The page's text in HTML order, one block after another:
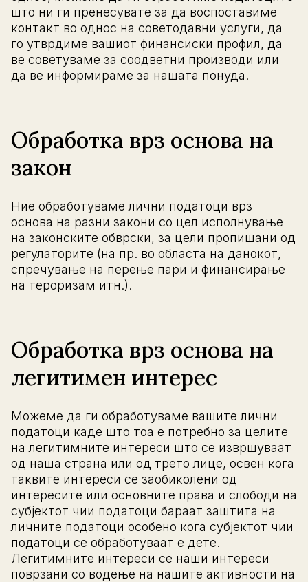
што ни ги пренесувате за да воспоставиме
контакт во однос на советодавни услуги, да
го утврдиме вашиот финансиски профил, да
ве советуваме за соодветни производи или
да ве информираме за нашата понуда.
Обработка врз основа на
закон
Ние обработуваме лични податоци врз
основа на разни закони со цел исполнување
на законските обврски, за цели пропишани од
регулаторите (на пр. во областа на данокот,
спречување на перење пари и финансирање
на тероризам итн.).
Обработка врз основа на
легитимен интерес
Можеме да ги обработуваме вашите лични
податоци каде што тоа е потребно за целите
на легитимните интереси што се извршуваат
од наша страна или од трето лице, освен кога
таквите интереси се заобиколени од
интересите или основните права и слободи на
субјектот чии податоци бараат заштита на
личните податоци особено кога субјектот чии
податоци се обработуваат е дете.
Легитимните интереси се наши интереси
поврзани со водење на нашите активности на